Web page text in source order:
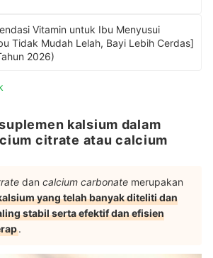
Vitamin untuk Ibu Menyusui
2026)
kalsium dalam
citrate atau calcium
dan calcium carbonate merupakan
yang telah banyak diteliti dan
stabil serta efektif dan efisien
.